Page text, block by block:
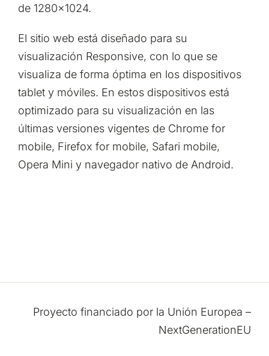
de 1280×1024.
El sitio web está diseñado para su
visualización Responsive, con lo que se
visualiza de forma óptima en los dispositivos
tablet y móviles. En estos dispositivos está
optimizado para su visualización en las
últimas versiones vigentes de Chrome for
mobile, Firefox for mobile, Safari mobile,
Opera Mini y navegador nativo de Android.
Proyecto financiado por la Unión Europea –
NextGenerationEU